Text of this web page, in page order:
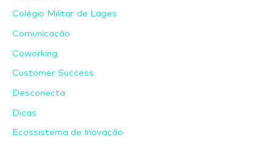
Colégio Militar de Lages
Comunicação
Coworking
Customer Success
Desconecta
Dicas
Ecossistema de Inovação